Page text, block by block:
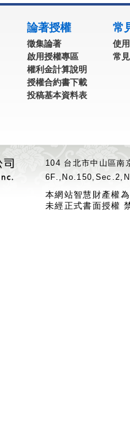
論著授權
徵集論著
啟用授權專區
權利金計算說明
授權合約書下載
投稿基本資料表
常
使
常
104 台北市中山區
本網站智慧財產權
未經正式書面授權